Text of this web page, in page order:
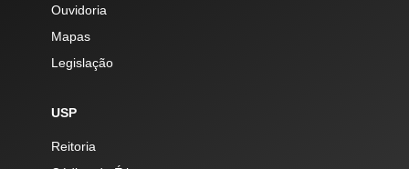
Ouvidoria
Mapas
Legislação
USP
Reitoria